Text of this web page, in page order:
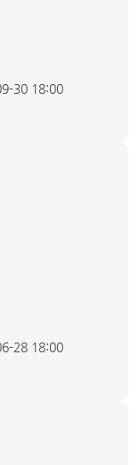
30 18:00
28 18:00